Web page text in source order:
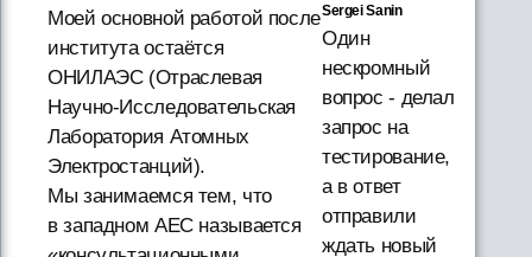
Моей основной работой после
института остаётся
ОНИЛАЭС (Отраслевая
Научно-Исследовательская
Лаборатория Атомных
Электростанций).
Мы занимаемся тем, что
в западном AEC называется
Sergei Sanin
Один
нескромный
вопрос - делал
запрос на
тестирование,
а в ответ
отправили
ждать новый